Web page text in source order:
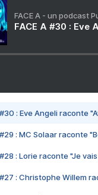
FACE A - un podcast
FACE A #30 : Eve
#30 : Eve Angeli raconte
#29 : MC Solaar raconte
#28 : Lorie raconte "Je
#27 : Christophe Willem